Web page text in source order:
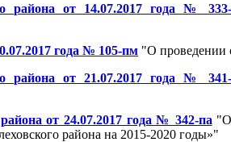
района от 14.07.2017 года №
года № 105-пм "О проведении
района от 21.07.2017 года №
от 24.07.2017 года № 342-па "О
района на 2015-2020 годы»"